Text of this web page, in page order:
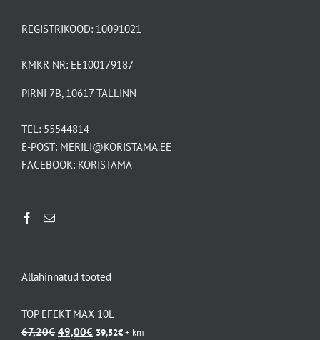
REGISTRIKOOD: 10091021
KMKR NR: EE100179187
PIRNI 7B, 10617 TALLINN
TEL: 55544814
E-POST: MERILI@KORISTAMA.EE
FACEBOOK: KORISTAMA
Allahinnatud tooted
TOP EFEKT MAX 10L
67,20€ Algne
49,00€Praegune
39,52€+ km